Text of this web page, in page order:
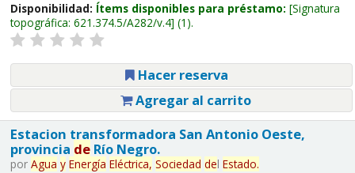
Disponibilidad: Ítems disponibles para préstamo: Signatura
topográfica: 621.374.5/A282/v.4 (1).
Hacer reserva
Agregar al carrito
Estacion transformadora San Antonio Oeste,
provincia deRío Negro.
por Agua y Energía Eléctrica, Sociedad del Estado.